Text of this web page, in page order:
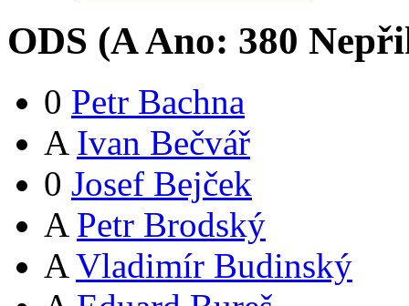
ODS (AAno: 380
0 Petr Bachna
A Ivan Bečvář
0 Josef Bejček
A Petr Brodský
A Vladimír Budinský